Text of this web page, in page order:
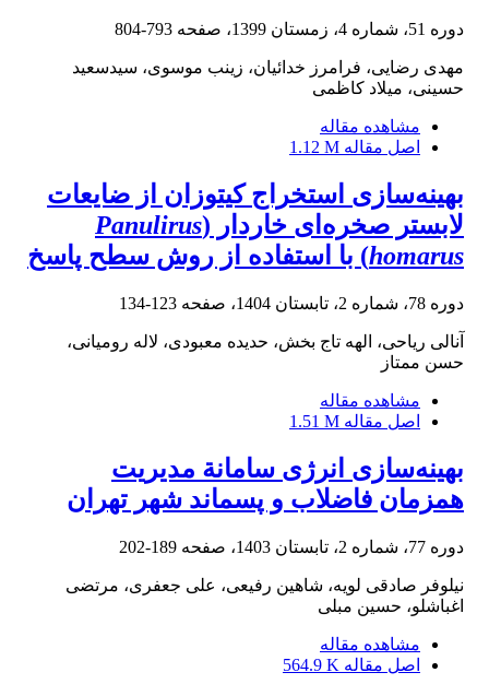
دوره 51، شماره 4، زمستان 1399، صفحه 793-804
مهدی رضایی، فرامرز خدائیان، زینب موسوی، سیدسعید
حسینی، میلاد کاظمی
مشاهده مقاله
اصل مقاله 1.12 M
بهینه‌سازی استخراج کیتوزان از ضایعات
لابستر صخره‌ای خاردار (Panulirus
homarus) با استفاده از روش سطح پاسخ
دوره 78، شماره 2، تابستان 1404، صفحه 123-134
آنالی ریاحی، الهه تاج بخش، حدیده معبودی، لاله رومیانی،
حسن ممتاز
مشاهده مقاله
اصل مقاله 1.51 M
بهینه‌سازی انرژی سامانة مدیریت
همزمان فاضلاب و پسماند شهر تهران
دوره 77، شماره 2، تابستان 1403، صفحه 189-202
نیلوفر صادقی لویه، شاهین رفیعی، علی جعفری، مرتضی
اغباشلو، حسین مبلی
مشاهده مقاله
اصل مقاله 564.9 K